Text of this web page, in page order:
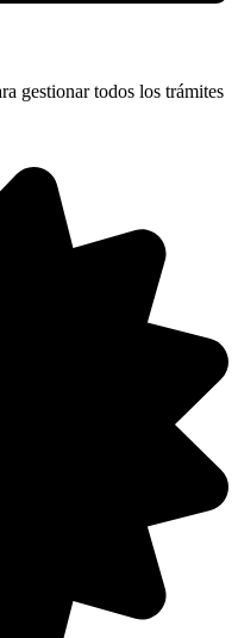
gestionar todos los trámites